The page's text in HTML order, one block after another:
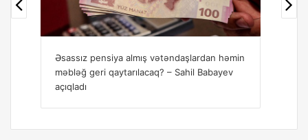
hücuma keçdi. Bu, bir sıra mətbuat mənbələri tərəfindən
dəstəklənirdi.
Əsassız pensiya almış vətəndaşlardan həmin
məbləğ geri qaytarılacaq? – Sahil Babayev
açıqladı